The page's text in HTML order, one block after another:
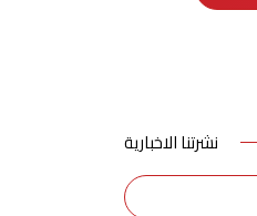
نشرتنا الاخبارية